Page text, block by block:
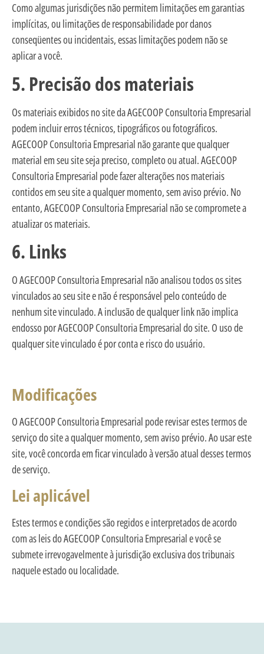
Como algumas jurisdições não permitem limitações em garantias
implícitas, ou limitações de responsabilidade por danos
conseqüentes ou incidentais, essas limitações podem não se
aplicar a você.
5. Precisão dos materiais
Os materiais exibidos no site da AGECOOP Consultoria Empresarial
podem incluir erros técnicos, tipográficos ou fotográficos.
AGECOOP Consultoria Empresarial não garante que qualquer
material em seu site seja preciso, completo ou atual. AGECOOP
Consultoria Empresarial pode fazer alterações nos materiais
contidos em seu site a qualquer momento, sem aviso prévio. No
entanto, AGECOOP Consultoria Empresarial não se compromete a
atualizar os materiais.
6. Links
O AGECOOP Consultoria Empresarial não analisou todos os sites
vinculados ao seu site e não é responsável pelo conteúdo de
nenhum site vinculado. A inclusão de qualquer link não implica
endosso por AGECOOP Consultoria Empresarial do site. O uso de
qualquer site vinculado é por conta e risco do usuário.
Modificações
O AGECOOP Consultoria Empresarial pode revisar estes termos de
serviço do site a qualquer momento, sem aviso prévio. Ao usar este
site, você concorda em ficar vinculado à versão atual desses termos
de serviço.
Lei aplicável
Estes termos e condições são regidos e interpretados de acordo
com as leis do AGECOOP Consultoria Empresarial e você se
submete irrevogavelmente à jurisdição exclusiva dos tribunais
naquele estado ou localidade.